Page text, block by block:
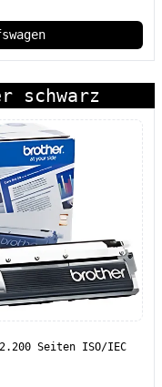
schwarz
Seiten ISO/IEC